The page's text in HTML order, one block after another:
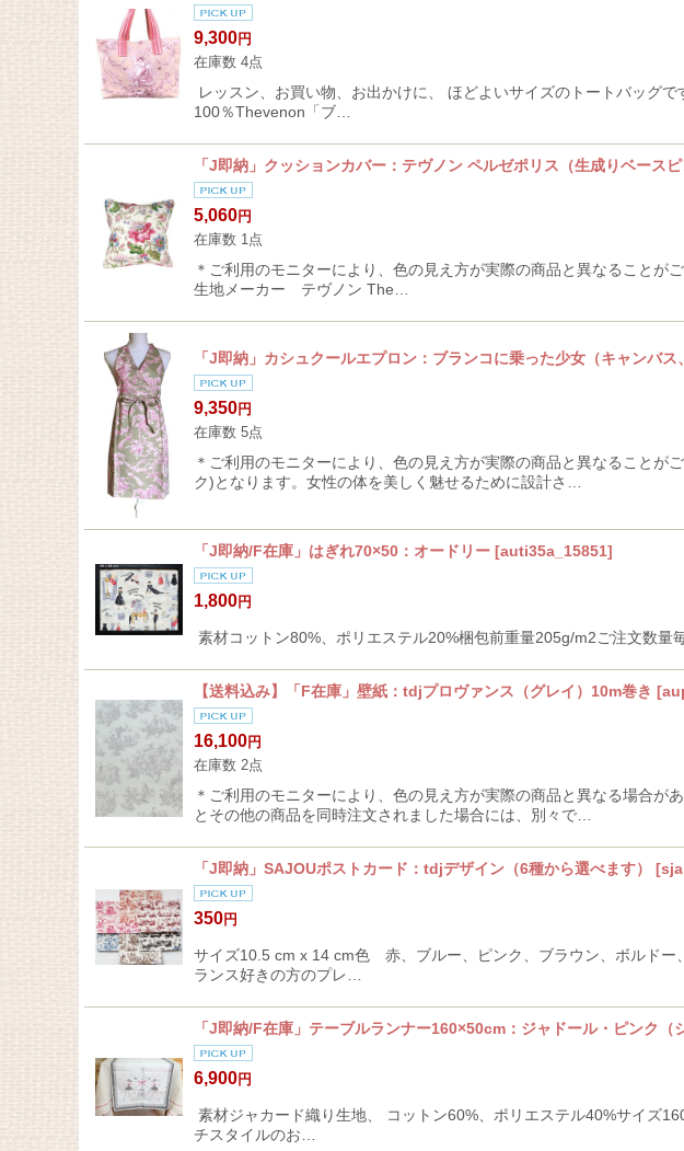
9,300円
在庫数 4点
レッスン、お買い物、お出かけに、 ほどよいサイズのトートバッグ
100％Thevenon「ブ…
「J即納」クッションカバー：テヴノン ペルゼポリス（生成りベースピ
5,060円
在庫数 1点
＊ご利用のモニターにより、色の見え方が実際の商品と異なること
生地メーカー テヴノン The…
「J即納」カシュクールエプロン：ブランコに乗った少女（キャンバス
9,350円
在庫数 5点
＊ご利用のモニターにより、色の見え方が実際の商品と異なること
ク)となります。女性の体を美しく魅せるために設計さ…
「J即納/F在庫」はぎれ70×50：オードリー [auti35a_15851]
1,800円
素材コットン80%、ポリエステル20%梱包前重量205g/m2ご注文数
【送料込み】「F在庫」壁紙：tdjプロヴァンス（グレイ）10m巻き [
16,100円
在庫数 2点
＊ご利用のモニターにより、色の見え方が実際の商品と異なる場合
とその他の商品を同時注文されました場合には、別々で…
「J即納」SAJOUポストカード：tdjデザイン（6種から選べます） [
350円
サイズ10.5 cm x 14 cm色 赤、ブルー、ピンク、ブラウン、ボルドー
ランス好きの方のプレ…
「J即納/F在庫」テーブルランナー160×50cm：ジャドール・ピンク（
6,900円
素材ジャカード織り生地、 コットン60%、ポリエステル40%サイズ
チスタイルのお…